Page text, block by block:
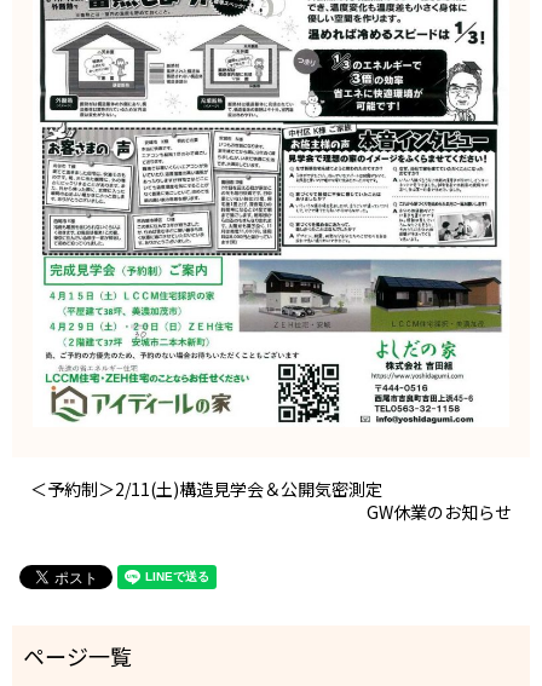
＜予約制＞2/11(土)構造見学会＆公開気密測定
GW休業のお知らせ